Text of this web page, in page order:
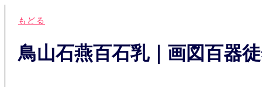
もどる
鳥山石燕百石乳｜画図百器